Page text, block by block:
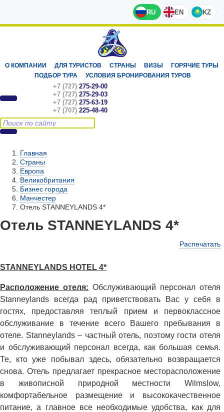
RU EN KZ
О КОМПАНИИ ДЛЯ ТУРИСТОВ СТРАНЫ ВИЗЫ
ГОРЯЧИЕ ТУРЫ
ПОДБОР ТУРА
УСЛОВИЯ БРОНИРОВАНИЯ ТУРОВ
+7 (727) 275-29-00
+7 (727) 275-29-03
+7 (727) 275-63-19
+7 (707) 225-48-40
Главная
Страны
Европа
Великобритания
Бизнес города
Манчестер
Отель STANNEYLANDS 4*
Отель STANNEYLANDS 4*
Распечатать
STANNEYLANDS HOTEL 4*
Расположение отеля: Обслуживающий персонал отеля
Stanneylands всегда рад приветствовать Вас у себя в
гостях, предоставляя теплый прием и первоклассное
обслуживание в течение всего Вашего пребывания в
отеле. Stanneylands – частный отель, поэтому гости отеля
и обслуживающий персонал всегда, как большая семья.
Те, кто уже побывал здесь, обязательно возвращается
снова. Отель предлагает прекрасное месторасположение
в живописной природной местности Wilmslow,
комфортабельное размещение и высококачественное
питание, а главное все необходимые удобства, как для